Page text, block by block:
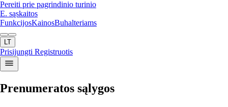
Pereiti prie pagrindinio turinio
E. sąskaitos
FunkcijosKainosBuhalteriams
LT
Prisijungti Registruotis
Prenumeratos sąlygos